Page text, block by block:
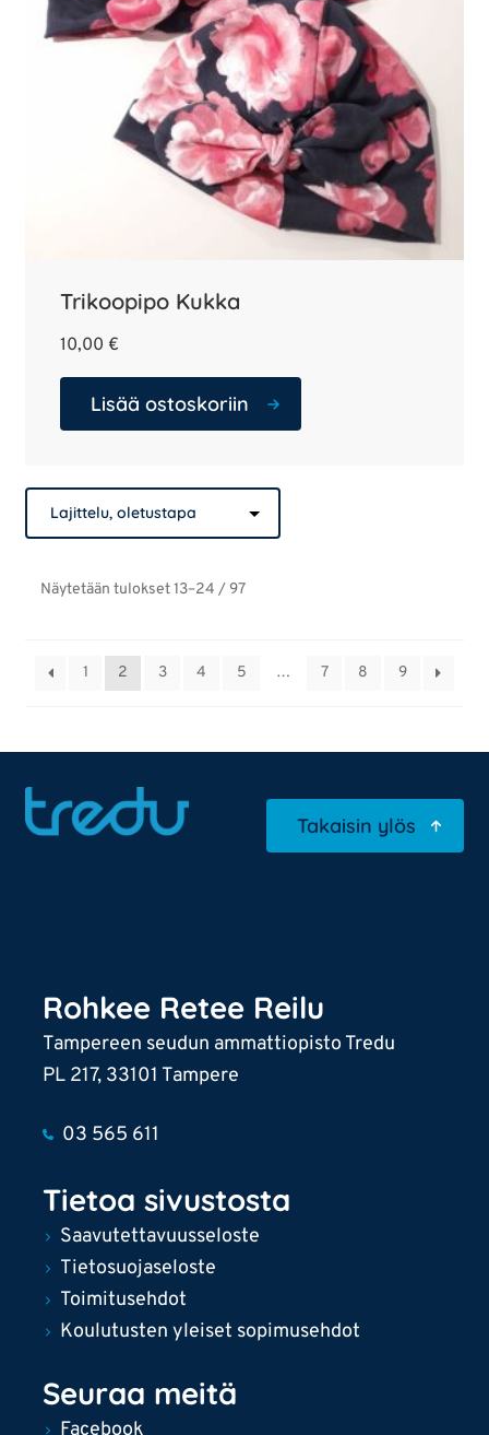
Trikoopipo Kukka
10,00 €
Lisää ostoskoriin
Näytetään tulokset 13–24 / 97
1 2 3 4 5 … 7 8 9
Takaisin ylös
Rohkee Retee Reilu
Tampereen seudun ammattiopisto Tredu
PL 217, 33101 Tampere
03 565 611
Tietoa sivustosta
Saavutettavuusseloste
Tietosuojaseloste
Toimitusehdot
Koulutusten yleiset sopimusehdot
Seuraa meitä
Facebook